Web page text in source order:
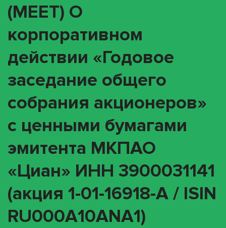
(MEET) О
корпоративном
действии «Годовое
заседание общего
собрания акционеров»
с ценными бумагами
эмитента МКПАО
«Циан» ИНН 3900031141
(акция 1-01-16918-A / ISIN
RU000A10ANA1)